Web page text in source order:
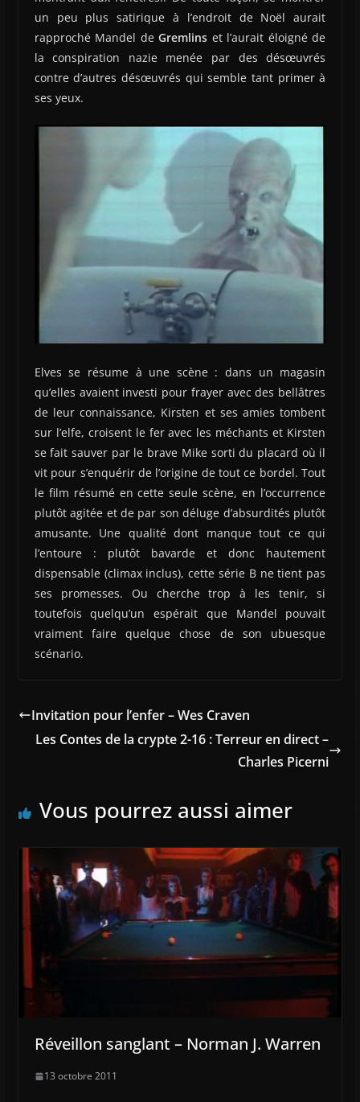
un peu plus satirique à l’endroit de Noël aurait
rapproché Mandel deGremlins et l’aurait éloigné de
la conspiration nazie menée par des désœuvrés
contre d’autres désœuvrés qui semble tant primer à
ses yeux.
Elves se résume à une scène : dans un magasin
qu’elles avaient investi pour frayer avec des bellâtres
de leur connaissance, Kirsten et ses amies tombent
sur l’elfe, croisent le fer avec les méchants et Kirsten
se fait sauver par le brave Mike sorti du placard où il
vit pour s’enquérir de l’origine de tout ce bordel. Tout
le film résumé en cette seule scène, en l’occurrence
plutôt agitée et de par son déluge d’absurdités plutôt
amusante. Une qualité dont manque tout ce qui
l’entoure : plutôt bavarde et donc hautement
dispensable (climax inclus), cette série B ne tient pas
ses promesses. Ou cherche trop à les tenir, si
toutefois quelqu’un espérait que Mandel pouvait
vraiment faire quelque chose de son ubuesque
scénario.
Invitation pour l’enfer – Wes Craven
Les Contes de la crypte 2-16 : Terreur en direct –
Charles Picerni
Vous pourrez aussi aimer
Réveillon sanglant – Norman J. Warren
13 octobre 2011